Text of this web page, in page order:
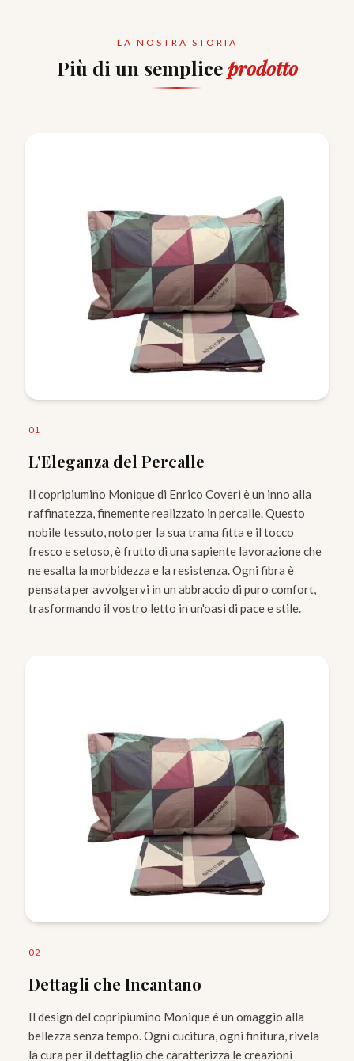
LA NOSTRA STORIA
Più di un sempliceprodotto
01
L'Eleganza del Percalle
Il copripiumino Monique di Enrico Coveri è un inno alla
raffinatezza, finemente realizzato in percalle. Questo
nobile tessuto, noto per la sua trama fitta e il tocco
fresco e setoso, è frutto di una sapiente lavorazione che
ne esalta la morbidezza e la resistenza. Ogni fibra è
pensata per avvolgervi in un abbraccio di puro comfort,
trasformando il vostro letto in un'oasi di pace e stile.
02
Dettagli che Incantano
Il design del copripiumino Monique è un omaggio alla
bellezza senza tempo. Ogni cucitura, ogni finitura, rivela
la cura per il dettaglio che caratterizza le creazioni